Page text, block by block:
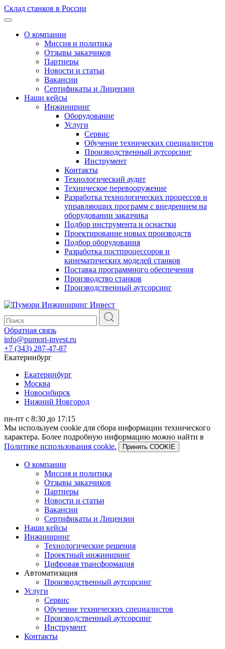
Склад станков в России
О компании
Миссия и политика
Отзывы заказчиков
Партнеры
Новости и статьи
Вакансии
Сертификаты и Лицензии
Наши кейсы
Инжиниринг
Оборудование
Услуги
Сервис
Обучение технических специалистов
Производственный аутсорсинг
Инструмент
Контакты
Технологический аудит
Техническое перевооружение
Разработка технологических процессов и
управляющих программ с внедрением на
оборудовании заказчика
Подбор инструмента и оснастки
Проектирование новых производств
Подбор оборудования
Разработка постпроцессоров и
кинематических моделей станков
Поставка программного обеспечения
Производство станков
Производственный аутсорсинг
Обратная связь
info@pumori-invest.ru
+7 (343) 287-47-87
Екатеринбург
Екатеринбург
Москва
Новосибирск
Нижний Новгород
пн-пт с 8:30 до 17:15
Мы используем cookie для сбора информации технического
характера. Более подробную информацию можно найти в
Политике использования cookie.
Принять COOKIE
О компании
Миссия и политика
Отзывы заказчиков
Партнеры
Новости и статьи
Вакансии
Сертификаты и Лицензии
Наши кейсы
Инжиниринг
Технологические решения
Проектный инжиниринг
Цифровая трансформация
Автоматизация
Производственный аутсорсинг
Услуги
Сервис
Обучение технических специалистов
Производственный аутсорсинг
Инструмент
Контакты